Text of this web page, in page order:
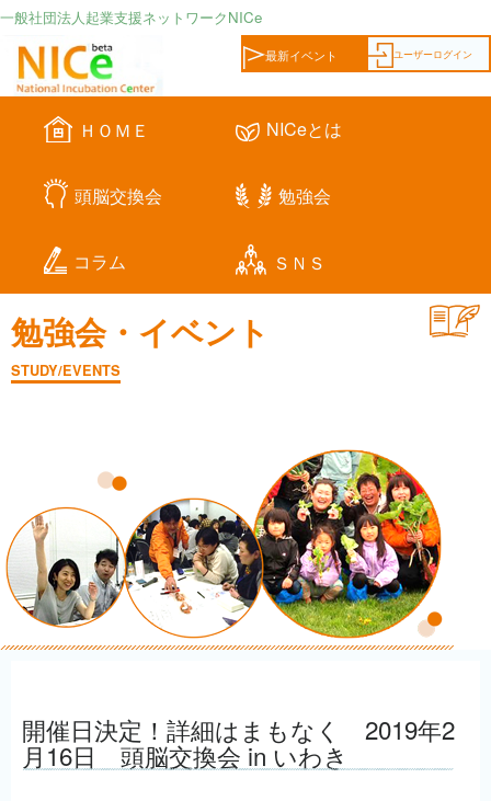
一般社団法人起業支援ネットワークNICe
ユーザーログイン
最新イベント
ＨＯＭＥ NICeとは
頭脳交換会 勉強会
コラム ＳＮＳ
勉強会・イベント
STUDY/EVENTS
開催日決定！詳細はまもなく 2019年2
月16日 頭脳交換会 in いわき